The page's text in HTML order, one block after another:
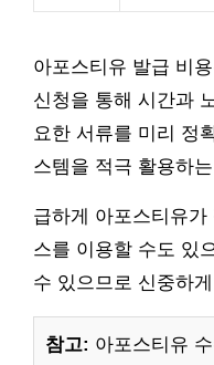
아포스티유 발급 비
신청을 통해 시간과
요한 서류를 미리 정
스템을 적극 활용하
급하게 아포스티유
스를 이용할 수도 있
수 있으므로 신중하
참고: 아포스티유